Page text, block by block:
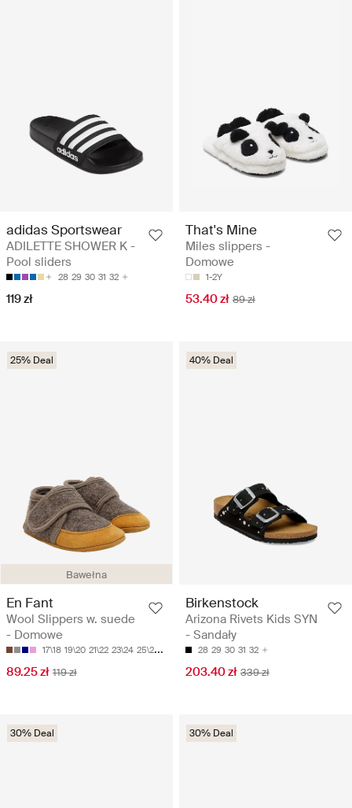
adidas Sportswear
ADILETTE SHOWER K -
Pool sliders
28 29 30 31 32
119 zł
That's Mine
Miles slippers -
Domowe
1-2Y
53.40 zł 89 zł
Bawełna
25% Deal
En Fant
Wool Slippers w. suede
- Domowe
17\18 19\20 21\22 23\24 25\26
89.25 zł 119 zł
40% Deal
Birkenstock
Arizona Rivets Kids SYN
- Sandały
28 29 30 31 32
203.40 zł 339 zł
30% Deal 30% Deal